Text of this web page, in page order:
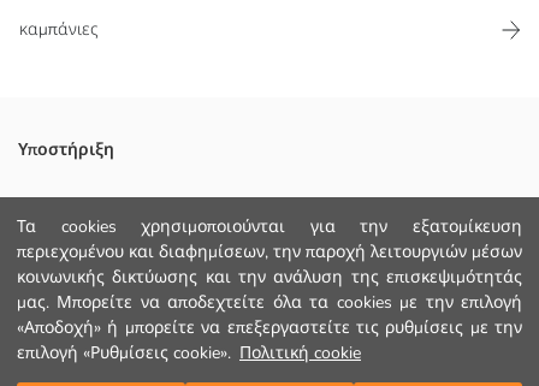
Τα cookies χρησιμοποιούνται για την εξατομίκευση
περιεχομένου και διαφημίσεων, την παροχή λειτουργιών μέσων
κοινωνικής δικτύωσης και την ανάλυση της επισκεψιμότητάς
μας. Μπορείτε να αποδεχτείτε όλα τα cookies με την επιλογή
«Αποδοχή» ή μπορείτε να επεξεργαστείτε τις ρυθμίσεις με την
επιλογή «Ρυθμίσεις cookie». Πολιτική cookie
καμπάνιες
Φουσκωτό γιλέκο για άνδρες με ψηλό λαιμό και αμάνικο, με
κλείσιμο μπροστά με φερμουάρ Διαθέτει καπιτονέ σχέδιο και
Κυριο Υφασμα:
Πληρωση:
Φοδρα:
Υποστήριξη
Φόρμα Επικοινωνίας
+30 2102201080
ΒΟΗΘΕΙΑ